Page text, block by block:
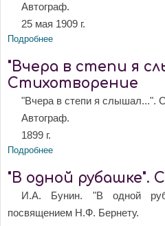
Автограф.
25 мая 1909 г.
Подробнее
"Вчера в степи я
Стихотворение
"Вчера в степи я слышал...".
Автограф.
1899 г.
Подробнее
"В одной рубашке".
И.А. Бунин. "В одной
посвящением Н.Ф. Бернету.